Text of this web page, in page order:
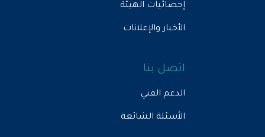
إحصائيات الهيئة
الأخبار والإعلانات
اتصل بنا
الدعم الفني
الأسئلة الشائعة